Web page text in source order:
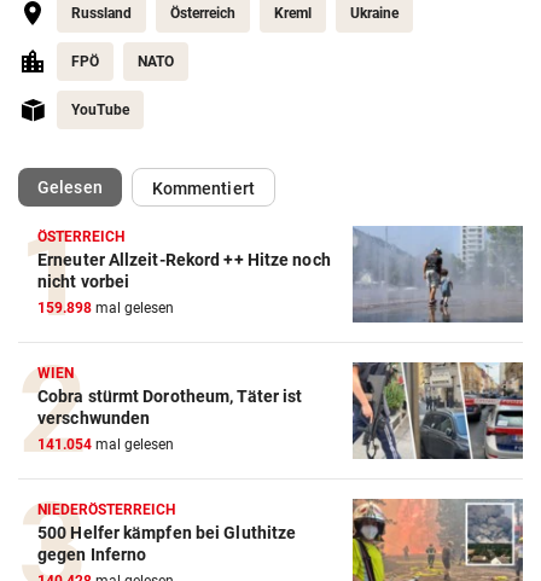
Russland Österreich Kreml Ukraine
FPÖ NATO
YouTube
Gelesen(ausgewählt)Kommentiert
ÖSTERREICH
Erneuter Allzeit-Rekord ++ Hitze noch
nicht vorbei
159.898 mal gelesen
WIEN
Cobra stürmt Dorotheum, Täter ist
verschwunden
141.054 mal gelesen
NIEDERÖSTERREICH
500 Helfer kämpfen bei Gluthitze
gegen Inferno